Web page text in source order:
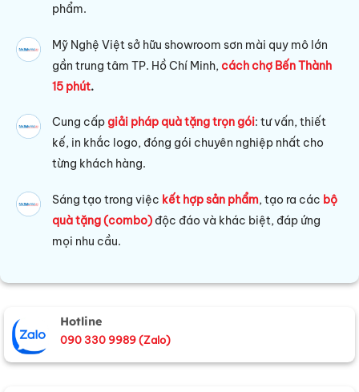
phẩm.
Mỹ Nghệ Việt sở hữu showroom sơn mài quy mô lớn
gần trung tâm TP. Hồ Chí Minh,cách chợ Bến Thành
15 phút.
Cung cấpgiải pháp quà tặng trọn gói: tư vấn, thiết
kế, in khắc logo, đóng gói chuyên nghiệp nhất cho
từng khách hàng.
Sáng tạo trong việc kết hợp sản phẩm, tạo ra các bộ
quà tặng (combo) độc đáo và khác biệt, đáp ứng
mọi nhu cầu.
Hotline
090 330 9989 (Zalo)